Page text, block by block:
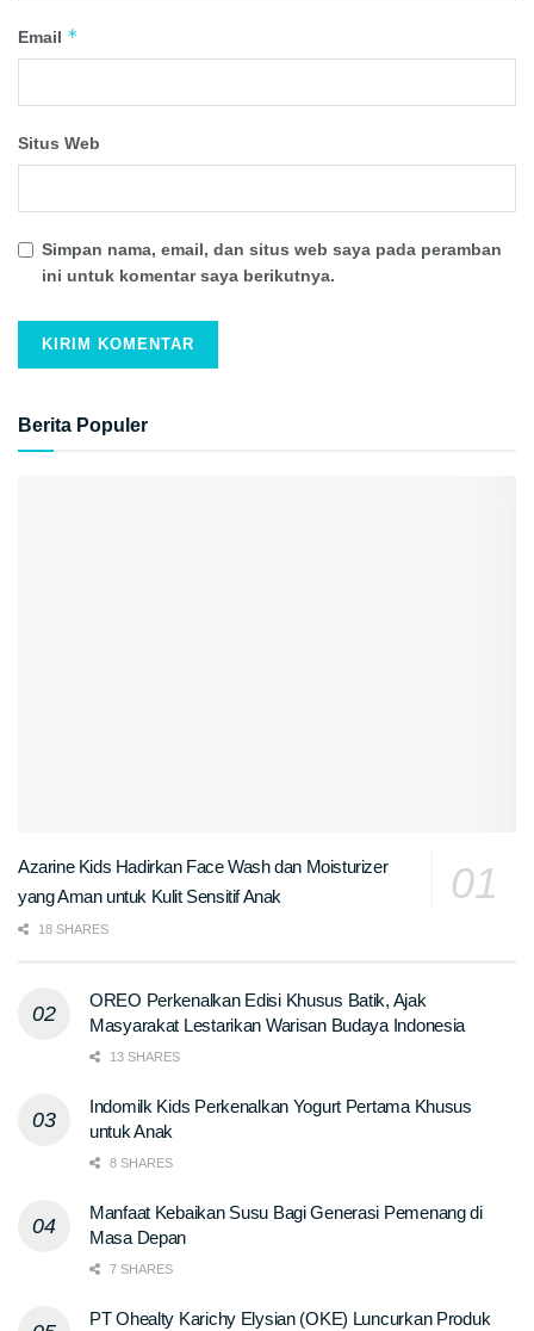
Email *
Situs Web
Simpan nama, email, dan situs web saya pada peramban
ini untuk komentar saya berikutnya.
Berita Populer
Azarine Kids Hadirkan Face Wash dan Moisturizer
yang Aman untuk Kulit Sensitif Anak
18 SHARES
OREO Perkenalkan Edisi Khusus Batik, Ajak
Masyarakat Lestarikan Warisan Budaya Indonesia
13 SHARES
Indomilk Kids Perkenalkan Yogurt Pertama Khusus
untuk Anak
8 SHARES
Manfaat Kebaikan Susu Bagi Generasi Pemenang di
Masa Depan
7 SHARES
PT Ohealty Karichy Elysian (OKE) Luncurkan Produk